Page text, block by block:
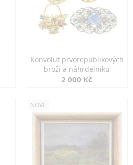
Konvolut prvorepublikových
broží a náhrdelníku
2 000 Kč
NOVÉ